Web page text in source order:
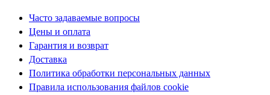
Часто задаваемые вопросы
Цены и оплата
Гарантия и возврат
Доставка
Политика обработки персональных данных
Правила использования файлов cookie